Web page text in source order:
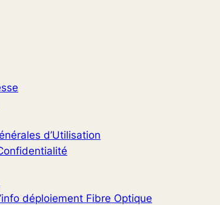
d’Utilisation
déploiement Fibre Optique